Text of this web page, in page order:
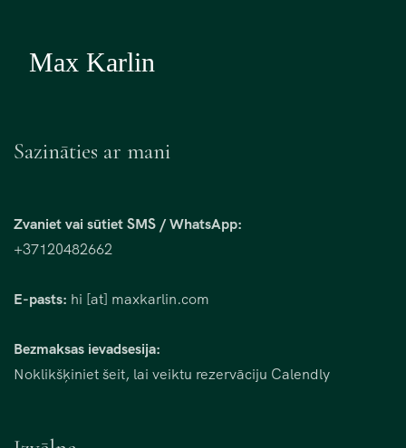
Sazināties ar mani
Zvaniet vai sūtiet SMS / WhatsApp:
+37120482662
E-pasts: hi [at] maxkarlin.com
Bezmaksas ievadsesija:
Noklikšķiniet šeit, lai veiktu rezervāciju Calendly